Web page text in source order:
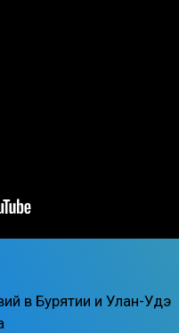
в Бурятии и Улан-Удэ